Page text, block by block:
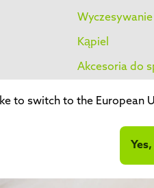
Kąpiel
Akcesoria do
to switch to the European